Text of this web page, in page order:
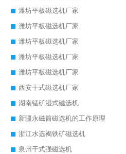
潍坊平板磁选机厂家
潍坊平板磁选机厂家
潍坊平板磁选机厂家
潍坊平板磁选机厂家
潍坊平板磁选机厂家
西安干式磁选机厂家
湖南锰矿湿式磁选机
新疆永磁筒磁选机的工作原理
浙江水选褐铁矿磁选机
泉州干式强磁选机